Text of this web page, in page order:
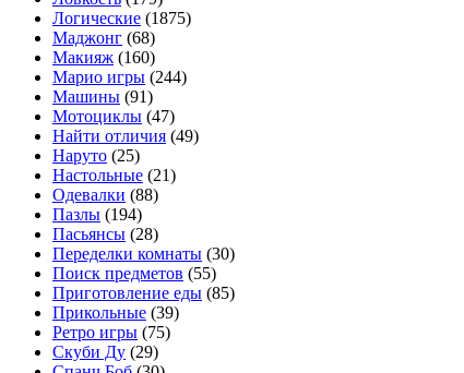
Логические (1875)
Маджонг (68)
Макияж (160)
Марио игры (244)
Машины (91)
Мотоциклы (47)
Найти отличия (49)
Наруто (25)
Настольные (21)
Одевалки (88)
Пазлы (194)
Пасьянсы (28)
Переделки комнаты (30)
Поиск предметов (55)
Приготовление еды (85)
Прикольные (39)
Ретро игры (75)
Скуби Ду (29)